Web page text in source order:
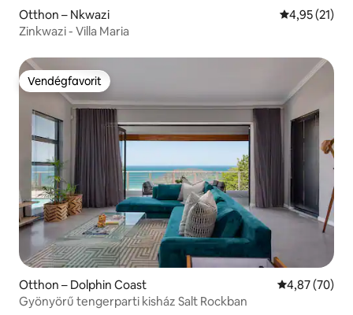
Otthon – Nkwazi Átlagos
4,95 (21)
Zinkwazi - Villa Maria
Vendégfavorit
Vendégfavorit
Otthon – Dolphin Coast Átlagos
4,87 (70)
Gyönyörű tengerparti kisház Salt Rockban